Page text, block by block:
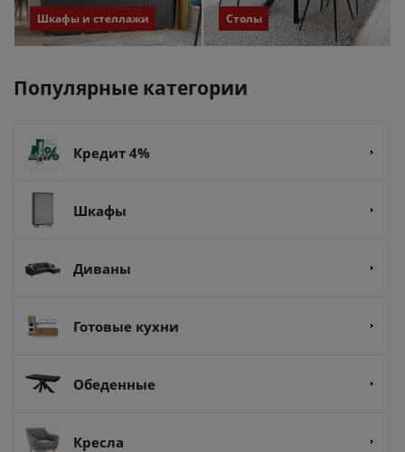
Шкафы и стеллажи Столы
Популярные категории
Кредит 4%
Шкафы
Диваны
Готовые кухни
Обеденные
Кресла